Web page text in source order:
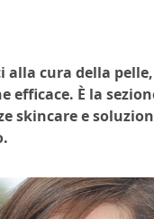
cura della
È la
skincare e